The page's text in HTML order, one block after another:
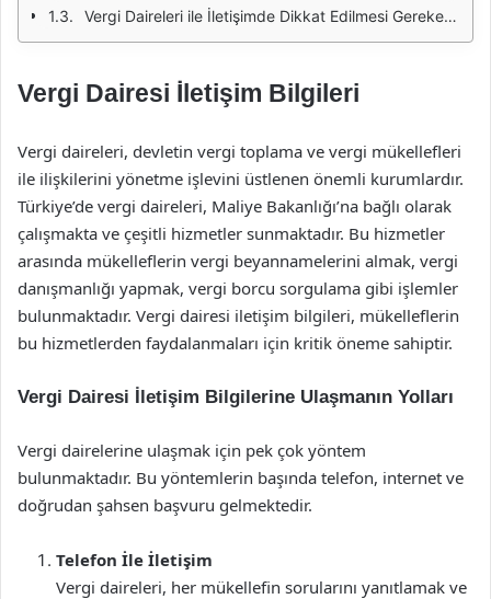
Vergi Daireleri ile İletişimde Dikkat Edilmesi Gerekenler
Vergi Dairesi İletişim Bilgileri
Vergi daireleri, devletin vergi toplama ve vergi mükellefleri
ile ilişkilerini yönetme işlevini üstlenen önemli kurumlardır.
Türkiye’de vergi daireleri, Maliye Bakanlığı’na bağlı olarak
çalışmakta ve çeşitli hizmetler sunmaktadır. Bu hizmetler
arasında mükelleflerin vergi beyannamelerini almak, vergi
danışmanlığı yapmak, vergi borcu sorgulama gibi işlemler
bulunmaktadır. Vergi dairesi iletişim bilgileri, mükelleflerin
bu hizmetlerden faydalanmaları için kritik öneme sahiptir.
Vergi Dairesi İletişim Bilgilerine Ulaşmanın Yolları
Vergi dairelerine ulaşmak için pek çok yöntem
bulunmaktadır. Bu yöntemlerin başında telefon, internet ve
doğrudan şahsen başvuru gelmektedir.
Telefon İle İletişim
Vergi daireleri, her mükellefin sorularını yanıtlamak ve